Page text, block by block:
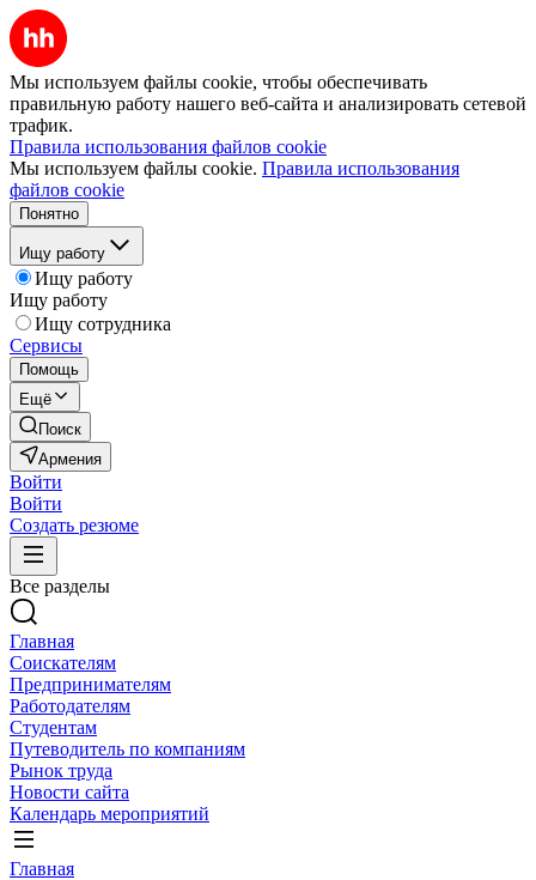
Мы используем файлы cookie, чтобы обеспечивать
правильную работу нашего веб-сайта и анализировать сетевой
трафик.
Правила использования файлов cookie
Мы используем файлы cookie. Правила использования
файлов cookie
Понятно
Ищу работу
Ищу работу
Ищу работу
Ищу сотрудника
Сервисы
Помощь
Ещё
Поиск
Армения
Войти
Войти
Создать резюме
Все разделы
Главная
Соискателям
Предпринимателям
Работодателям
Студентам
Путеводитель по компаниям
Рынок труда
Новости сайта
Календарь мероприятий
Главная